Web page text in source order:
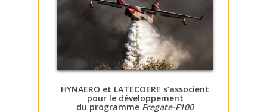
HYNAERO et LATECOERE s’associent
pour le développement
du programme Fregate-F100